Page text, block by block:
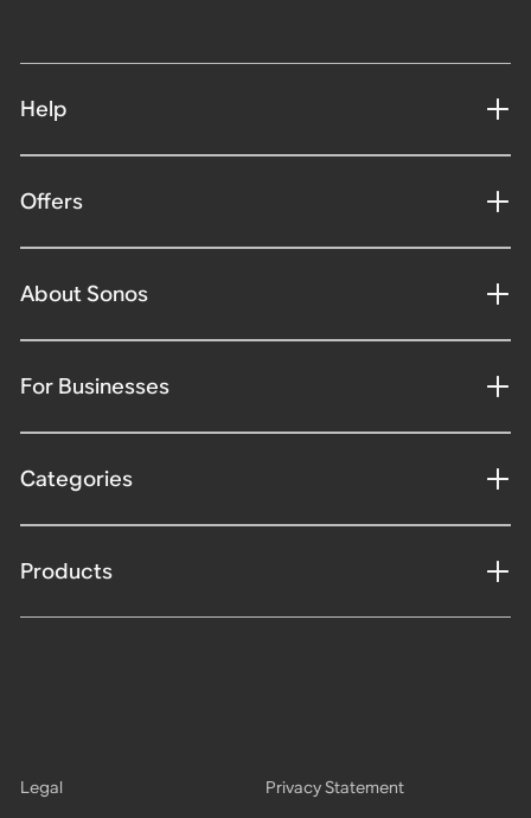
Help
Offers
About Sonos
For Businesses
Categories
Products
Legal
Privacy Statement